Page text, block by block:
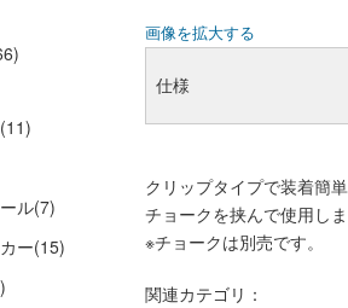
(11)
ル(7)
ー(15)
画像を拡大する
仕様
クリップタイプで装着簡
チョークを挟んで使用し
※チョークは別売です。
関連カテゴリ：